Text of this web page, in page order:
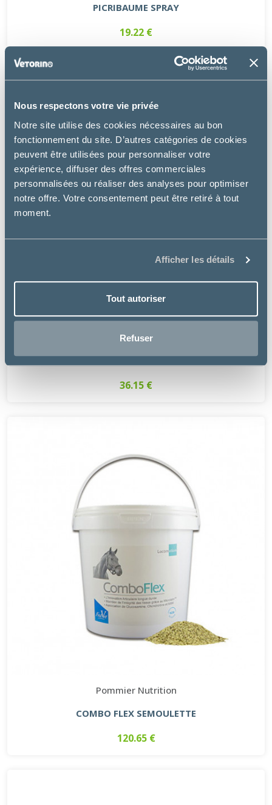
Nous respectons votre vie privée
Notre site utilise des cookies nécessaires au bon
fonctionnement du site. D’autres catégories de cookies
peuvent être utilisées pour personnaliser votre
expérience, diffuser des offres commerciales
personnalisées ou réaliser des analyses pour optimiser
notre offre. Votre consentement peut être retiré à tout
moment.
Afficher les détails
Tout autoriser
Refuser
PICRIBAUME SPRAY
19.22 €
Pommier Nutrition
DERM 14 POMMADE
36.15 €
Pommier Nutrition
COMBO FLEX SEMOULETTE
120.65 €